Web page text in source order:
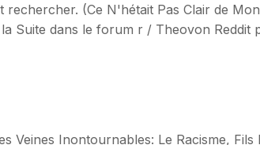
(Ce N'hétait Pas Clair de
Suite dans le forum r / Theovon Reddit
Veines Inontournables: Le Racisme, Fils